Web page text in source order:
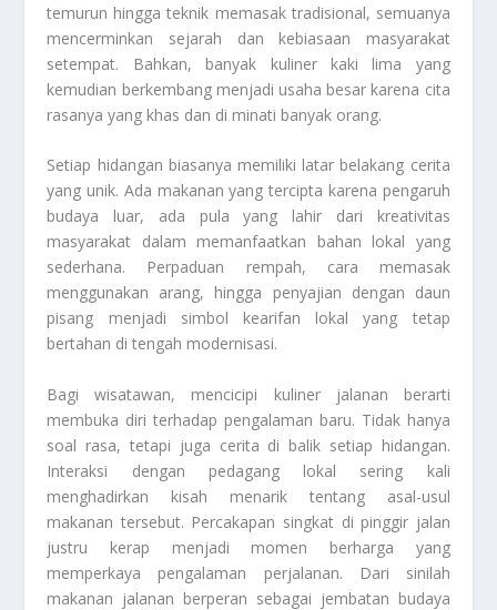
temurun hingga teknik memasak tradisional, semuanya
mencerminkan sejarah dan kebiasaan masyarakat
setempat. Bahkan, banyak kuliner kaki lima yang
kemudian berkembang menjadi usaha besar karena cita
rasanya yang khas dan di minati banyak orang.
Setiap hidangan biasanya memiliki latar belakang cerita
yang unik. Ada makanan yang tercipta karena pengaruh
budaya luar, ada pula yang lahir dari kreativitas
masyarakat dalam memanfaatkan bahan lokal yang
sederhana. Perpaduan rempah, cara memasak
menggunakan arang, hingga penyajian dengan daun
pisang menjadi simbol kearifan lokal yang tetap
bertahan di tengah modernisasi.
Bagi wisatawan, mencicipi kuliner jalanan berarti
membuka diri terhadap pengalaman baru. Tidak hanya
soal rasa, tetapi juga cerita di balik setiap hidangan.
Interaksi dengan pedagang lokal sering kali
menghadirkan kisah menarik tentang asal-usul
makanan tersebut. Percakapan singkat di pinggir jalan
justru kerap menjadi momen berharga yang
memperkaya pengalaman perjalanan. Dari sinilah
makanan jalanan berperan sebagai jembatan budaya